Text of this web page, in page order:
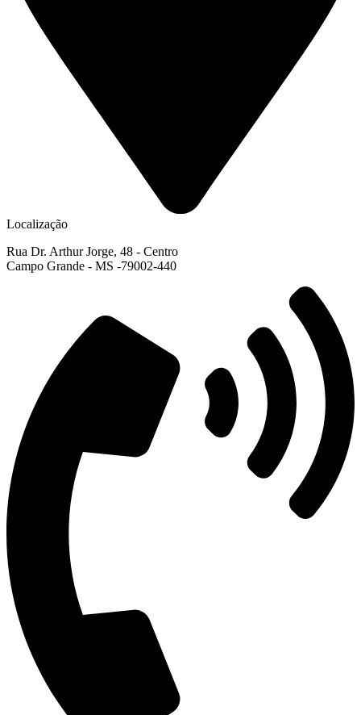
Localização
Rua Dr. Arthur Jorge, 48 - Centro
Campo Grande - MS -79002-440